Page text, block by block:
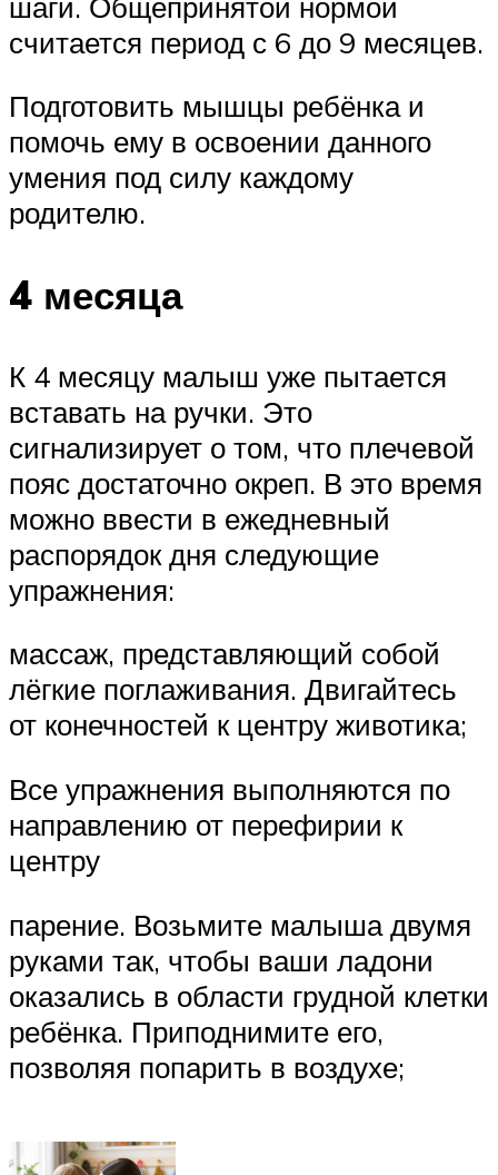
считается период с 6 до 9 месяцев.
Подготовить мышцы ребёнка и
помочь ему в освоении данного
умения под силу каждому
родителю.
4 месяца
К 4 месяцу малыш уже пытается
вставать на ручки. Это
сигнализирует о том, что плечевой
пояс достаточно окреп. В это время
можно ввести в ежедневный
распорядок дня следующие
упражнения:
массаж, представляющий собой
лёгкие поглаживания. Двигайтесь
от конечностей к центру животика;
Все упражнения выполняются по
направлению от перефирии к
центру
парение. Возьмите малыша двумя
руками так, чтобы ваши ладони
оказались в области грудной клетки
ребёнка. Приподнимите его,
позволяя попарить в воздухе;